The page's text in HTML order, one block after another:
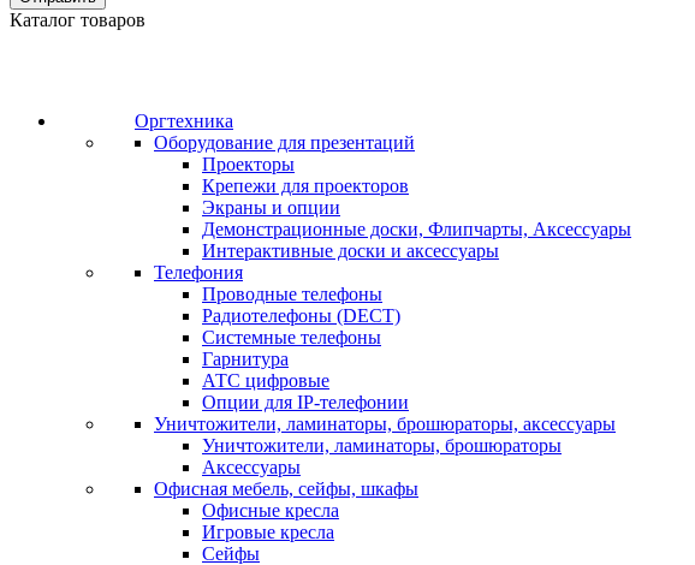
Каталог товаров
Оргтехника
Оборудование для презентаций
Проекторы
Крепежи для проекторов
Экраны и опции
Демонстрационные доски, Флипчарты, Аксессуары
Интерактивные доски и аксессуары
Телефония
Проводные телефоны
Радиотелефоны (DECT)
Системные телефоны
Гарнитура
АТС цифровые
Опции для IP-телефонии
Уничтожители, ламинаторы, брошюраторы, аксессуары
Уничтожители, ламинаторы, брошюраторы
Аксессуары
Офисная мебель, сейфы, шкафы
Офисные кресла
Игровые кресла
Сейфы